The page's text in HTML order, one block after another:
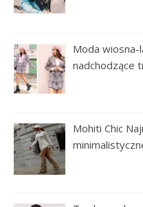
Moda
nadchodzące
Mohiti Chic